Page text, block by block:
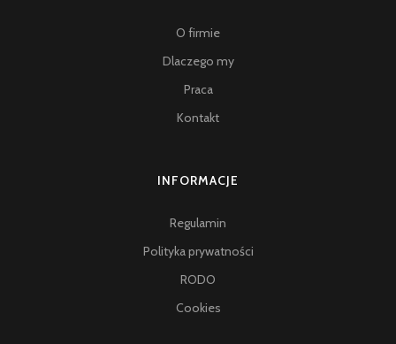
O firmie
Dlaczego my
Praca
Kontakt
INFORMACJE
Regulamin
Polityka prywatności
RODO
Cookies